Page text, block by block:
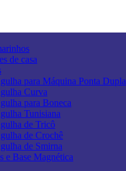
de casa
para Máquina Ponta Dupla
Curva
para Boneca
Tunisiana
de Tricô
de Crochê
de Smirna
e Base Magnética